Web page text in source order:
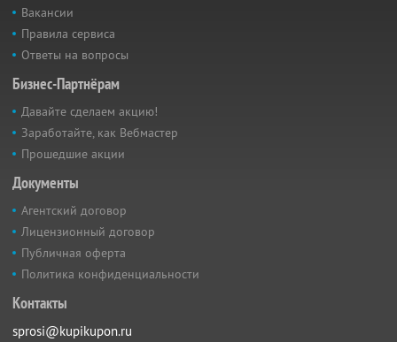
Вакансии
Правила сервиса
Ответы на вопросы
Бизнес-Партнёрам
Давайте сделаем акцию!
Заработайте, как Вебмастер
Прошедшие акции
Документы
Агентский договор
Лицензионный договор
Публичная оферта
Политика конфиденциальности
Контакты
sprosi@kupikupon.ru